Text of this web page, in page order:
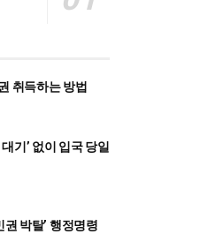
취득하는 방법
기’ 없이 입국 당일
박탈’ 행정명령